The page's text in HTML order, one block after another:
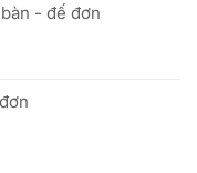
- đế đơn